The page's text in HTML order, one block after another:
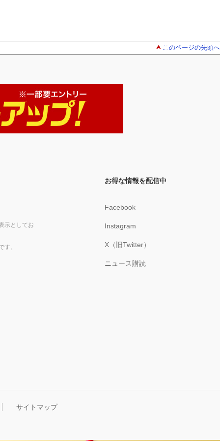
このページの先頭へ
示としてお
す。
お得な情報を配信中
Facebook
Instagram
X（旧Twitter）
ニュース購読
サイトマップ